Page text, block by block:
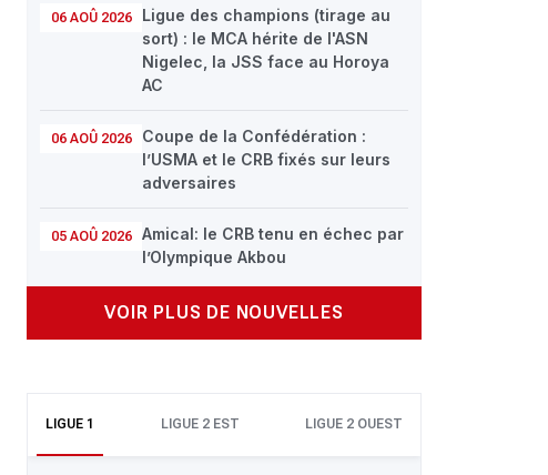
06 AOÛ 2026
Ligue des champions (tirage au
sort) : le MCA hérite de l'ASN
Nigelec, la JSS face au Horoya
AC
06 AOÛ 2026
Coupe de la Confédération :
l’USMA et le CRB fixés sur leurs
adversaires
05 AOÛ 2026
Amical: le CRB tenu en échec par
l’Olympique Akbou
VOIR PLUS DE NOUVELLES
LIGUE 1 LIGUE 2 EST LIGUE 2 OUEST